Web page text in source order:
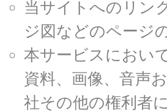
当サイトへのリン
ジ図などのページ
本サービスにおい
資料、画像、音声
社その他の権利者